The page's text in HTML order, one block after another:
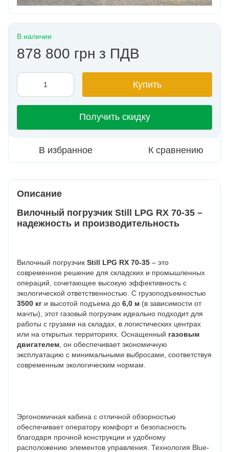
В наличии
878 800 грн з ПДВ
Купить
Получить скидку
В избранное К сравнению
Описание
Вилочный погрузчик Still LPG RX 70-35 –
надежность и производительность
Вилочный погрузчик Still LPG RX 70-35 – это
современное решение для складских и промышленных
операций, сочетающее высокую эффективность с
экологической ответственностью. С грузоподъемностью
3500 кг и высотой подъема до 6,0 м (в зависимости от
мачты), этот газовый погрузчик идеально подходит для
работы с грузами на складах, в логистических центрах
или на открытых территориях. Оснащенный газовым
двигателем , он обеспечивает экономичную
эксплуатацию с минимальными выбросами, соответствуя
современным экологическим нормам.
Эргономичная кабина с отличной обзорностью
обеспечивает оператору комфорт и безопасность
благодаря прочной конструкции и удобному
расположению элементов управления. Технология Blue-